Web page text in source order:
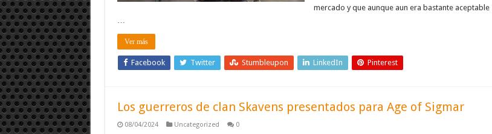
mercado y que aunque aun era bastante aceptable
Ver más
Facebook Twitter Stumbleupon LinkedIn Pinterest
Los guerreros de clan Skavens presentados para Age of Sigmar
08/04/2024 Uncategorized 0